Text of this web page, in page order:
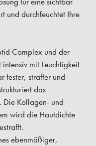
und durchfeuchtet Ihre
Complex und der
mit Feuchtigkeit
fester, straffer und
das
Die Kollagen- und
wird die Hautdichte
ebenmäßiger,